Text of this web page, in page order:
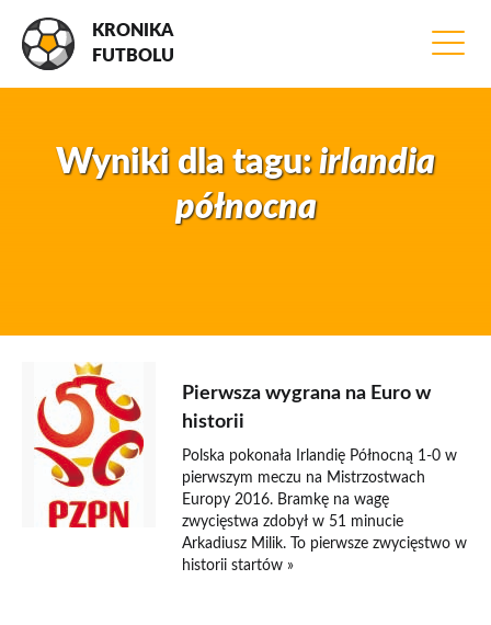
KRONIKA
FUTBOLU
Wyniki dla tagu:irlandia
północna
Pierwsza wygrana na Euro w
historii
Polska pokonała Irlandię Północną 1-0 w
pierwszym meczu na Mistrzostwach
Europy 2016. Bramkę na wagę
zwycięstwa zdobył w 51 minucie
Arkadiusz Milik. To pierwsze zwycięstwo w
historii startów »